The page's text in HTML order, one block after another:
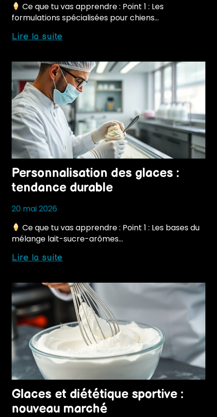
Ce que tu vas apprendre : Point 1 : Les
formulations spécialisées pour chiens…
Lire la suite
:
niche
en
développement
Personnalisation des glaces :
tendance durable
20 mai 2026
Ce que tu vas apprendre : Point 1 : Les bases du
mélange lait-sucre-arômes…
Lire la suite
:
tendance
durable
Glaces et diététique sportive :
nouveau marché